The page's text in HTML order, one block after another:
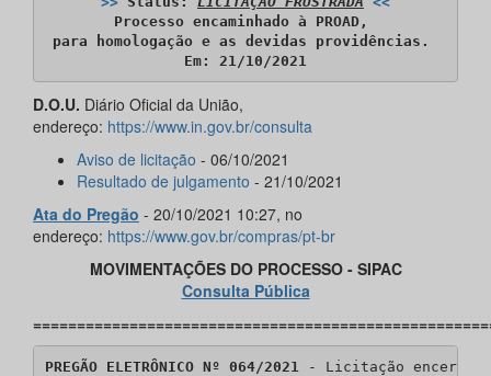
Processo encaminhado à PROAD,
para homologação e as devidas providências.
​Em: 21/10/2021
D.O.U. Diário Oficial da União,
endereço: https://www.in.gov.br/consulta
Aviso de licitação - 06/10/2021
Resultado de julgamento - 21/10/2021
Ata do Pregão - 20/10/2021 10:27, no
endereço: https://www.gov.br/compras/pt-br
MOVIMENTAÇÕES DO PROCESSO - SIPAC
Consulta Pública
PREGÃO ELETRÔNICO Nº 064/2021
- Licitação encerrada